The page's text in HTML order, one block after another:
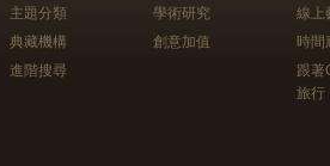
主題分類
典藏機構
進階搜尋
學術研究
創意加值
線上
時間
跟
旅行